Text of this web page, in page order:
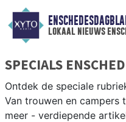
lokaal nieuws
SPECIALS
Ontdek de speciale
Van trouwen en campers
meer - verdiepende